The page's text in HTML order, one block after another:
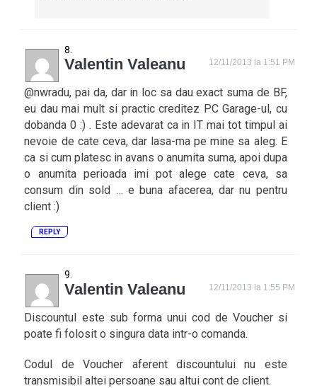
Valentin Valeanu 12/11/2013 la 1:51 PM
@nwradu, pai da, dar in loc sa dau exact suma de BF,
eu dau mai mult si practic creditez PC Garage-ul, cu
dobanda 0 :) . Este adevarat ca in IT mai tot timpul ai
nevoie de cate ceva, dar lasa-ma pe mine sa aleg. E
ca si cum platesc in avans o anumita suma, apoi dupa
o anumita perioada imi pot alege cate ceva, sa
consum din sold … e buna afacerea, dar nu pentru
client :)
REPLY
Valentin Valeanu 12/11/2013 la 1:55 PM
Discountul este sub forma unui cod de Voucher si
poate fi folosit o singura data intr-o comanda.
Codul de Voucher aferent discountului nu este
transmisibil altei persoane sau altui cont de client.